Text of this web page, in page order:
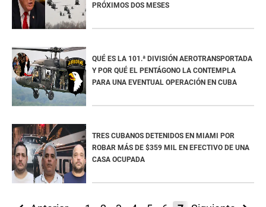
PRÓXIMOS DOS MESES
QUÉ ES LA 101.ª DIVISIÓN AEROTRANSPORTADA
Y POR QUÉ EL PENTÁGONO LA CONTEMPLA
PARA UNA EVENTUAL OPERACIÓN EN CUBA
TRES CUBANOS DETENIDOS EN MIAMI POR
ROBAR MÁS DE $359 MIL EN EFECTIVO DE UNA
CASA OCUPADA